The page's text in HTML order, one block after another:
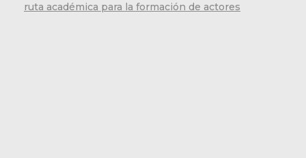
ruta académica para la formación de actores